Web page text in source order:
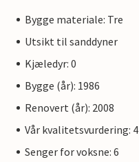
Bygge materiale: Tre
Utsikt til sanddyner
Kjæledyr: 0
Bygge (år): 1986
Renovert (år): 2008
Vår kvalitetsvurdering: 4
Senger for voksne: 6